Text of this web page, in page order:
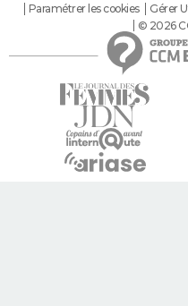
Paramétrer les cookies
Gérer
© 2026